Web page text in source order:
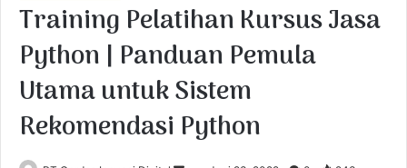
Training Pelatihan Kursus Jasa
Python | Panduan Pemula
Utama untuk Sistem
Rekomendasi Python